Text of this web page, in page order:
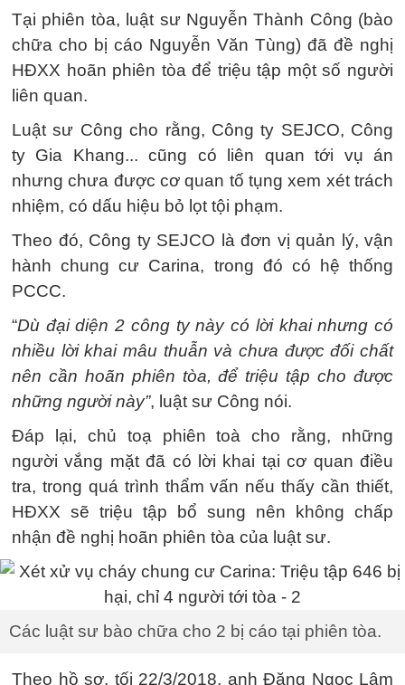
Tại phiên tòa, luật sư Nguyễn Thành Công (bào
chữa cho bị cáo Nguyễn Văn Tùng) đã đề nghị
HĐXX hoãn phiên tòa để triệu tập một số người
liên quan.
Luật sư Công cho rằng, Công ty SEJCO, Công
ty Gia Khang... cũng có liên quan tới vụ án
nhưng chưa được cơ quan tố tụng xem xét trách
nhiệm, có dấu hiệu bỏ lọt tội phạm.
Theo đó, Công ty SEJCO là đơn vị quản lý, vận
hành chung cư Carina, trong đó có hệ thống
PCCC.
“Dù đại diện 2 công ty này có lời khai nhưng có
nhiều lời khai mâu thuẫn và chưa được đối chất
nên cần hoãn phiên tòa, để triệu tập cho được
những người này”, luật sư Công nói.
Đáp lại, chủ toạ phiên toà cho rằng, những
người vắng mặt đã có lời khai tại cơ quan điều
tra, trong quá trình thẩm vấn nếu thấy cần thiết,
HĐXX sẽ triệu tập bổ sung nên không chấp
nhận đề nghị hoãn phiên tòa của luật sư.
Các luật sư bào chữa cho 2 bị cáo tại phiên tòa.
Theo hồ sơ, tối 22/3/2018, anh Đặng Ngọc Lâm